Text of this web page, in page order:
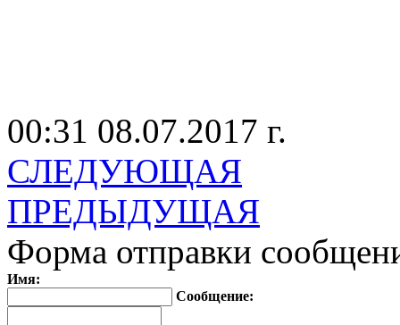
00:31 08.07.2017 г.
СЛЕДУЮЩАЯ
ПРЕДЫДУЩАЯ
Форма отправки
Имя:
Сообщение: